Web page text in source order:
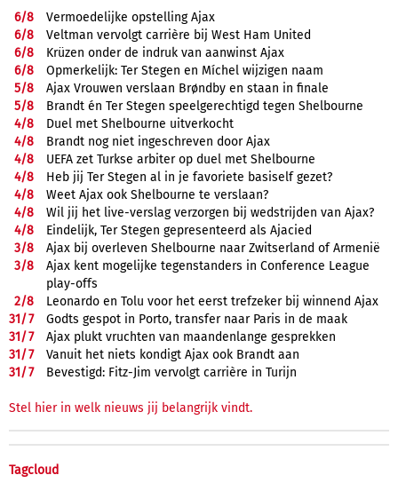
6/8
Vermoedelijke opstelling Ajax
6/8
Veltman vervolgt carrière bij West Ham United
6/8
Krüzen onder de indruk van aanwinst Ajax
6/8
Opmerkelijk: Ter Stegen en Míchel wijzigen naam
5/8
Ajax Vrouwen verslaan Brøndby en staan in finale
5/8
Brandt én Ter Stegen speelgerechtigd tegen Shelbourne
4/8
Duel met Shelbourne uitverkocht
4/8
Brandt nog niet ingeschreven door Ajax
4/8
UEFA zet Turkse arbiter op duel met Shelbourne
4/8
Heb jij Ter Stegen al in je favoriete basiself gezet?
4/8
Weet Ajax ook Shelbourne te verslaan?
4/8
Wil jij het live-verslag verzorgen bij wedstrijden van Ajax?
4/8
Eindelijk, Ter Stegen gepresenteerd als Ajacied
3/8
Ajax bij overleven Shelbourne naar Zwitserland of Armenië
3/8
Ajax kent mogelijke tegenstanders in Conference League
play-offs
2/8
Leonardo en Tolu voor het eerst trefzeker bij winnend Ajax
31/7
Godts gespot in Porto, transfer naar Paris in de maak
31/7
Ajax plukt vruchten van maandenlange gesprekken
31/7
Vanuit het niets kondigt Ajax ook Brandt aan
31/7 Bevestigd: Fitz-Jim vervolgt carrière in Turijn
Stel hier in welk nieuws jij belangrijk vindt.
Tagcloud